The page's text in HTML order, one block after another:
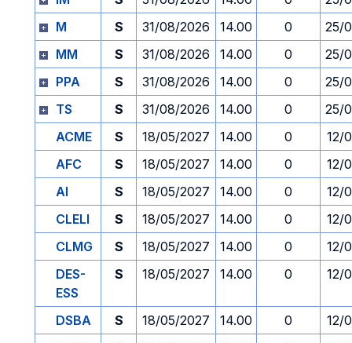
M
S 31/08/2026 14.00 0
25/
MM
S 31/08/2026 14.00 0
25/
PPA
S 31/08/2026 14.00 0
25/
TS
S 31/08/2026 14.00 0
25/
ACME
S 18/05/2027 14.00 0
12/
AFC
S 18/05/2027 14.00 0
12/
AI
S 18/05/2027 14.00 0
12/
CLELI
S 18/05/2027 14.00 0
12/
CLMG
S 18/05/2027 14.00 0
12/
DES-
ESS
S 18/05/2027 14.00 0 12/
DSBA S 18/05/2027 14.00 0
12/